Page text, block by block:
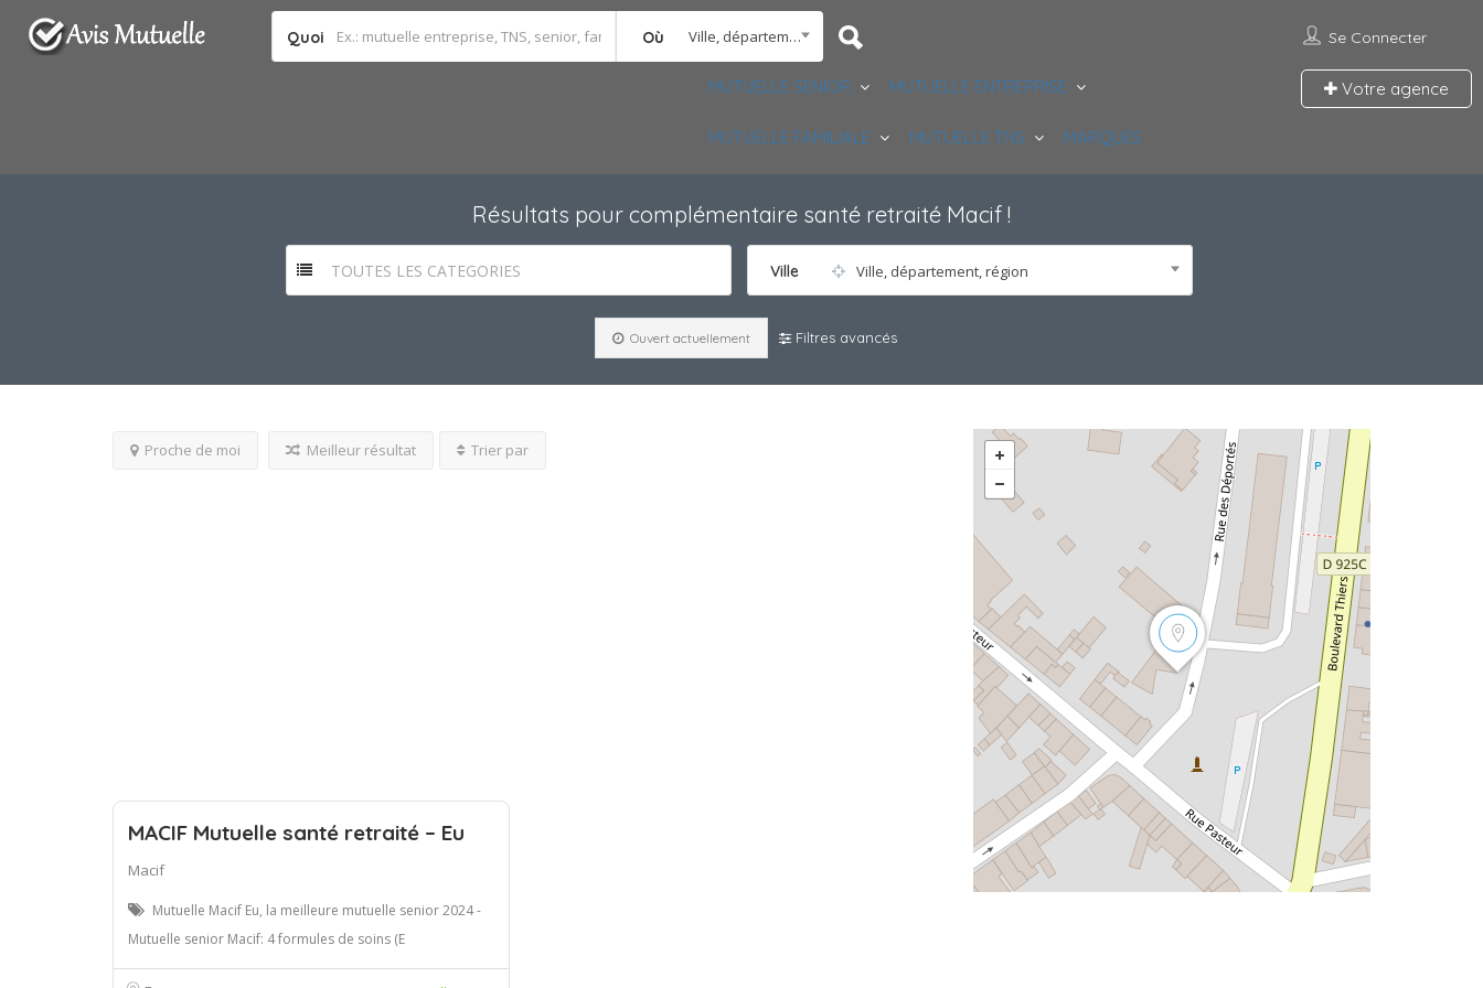
Quoi Où Ville, département, région Se Connecter
Votre agence
MUTUELLE SENIOR MUTUELLE ENTREPRISE
MUTUELLE FAMILIALE MUTUELLE TNS MARQUES
Résultats pour complémentaire santé retraité Macif !
TOUTES LES CATEGORIES Ville Ville, département, région
Ouvert actuellement Filtres avancés
Proche de moi Meilleur résultat Trier par
MACIF Mutuelle santé retraité – Eu
Macif
Mutuelle Macif Eu, la meilleure mutuelle senior 2024 -
Mutuelle senior Macif: 4 formules de soins (E